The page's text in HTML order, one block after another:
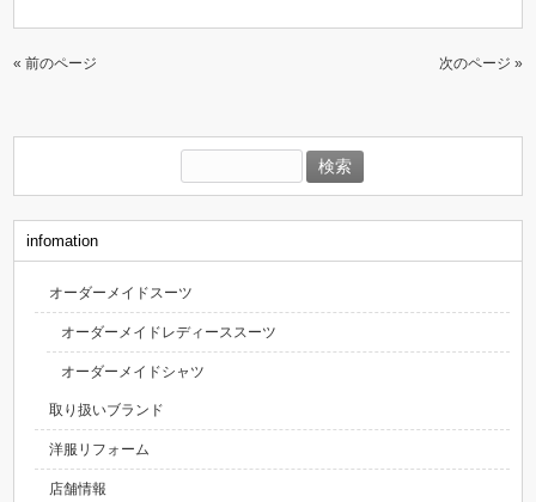
« 前のページ 次のページ »
索:
infomation
オーダーメイドスーツ
オーダーメイドレディーススーツ
オーダーメイドシャツ
取り扱いブランド
洋服リフォーム
店舗情報